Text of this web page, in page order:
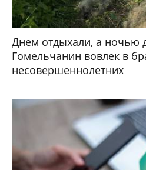
Днем отдыхали, а ночью
Гомельчанин вовлек в
несовершеннолетних